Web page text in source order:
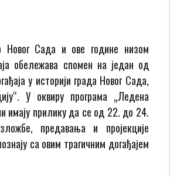
Новог Сада и ове године низом
обележава спомен на један од
у историји града Новог Сада,
У оквиру програма „Ледена
имају прилику да се од 22. до 24.
предавања и пројекције
са овим трагичним догађајем